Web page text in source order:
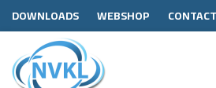
DOWNLOADS WEBSHOP CONTACT